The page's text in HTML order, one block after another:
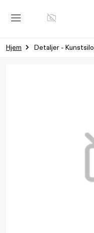
Hjem Detaljer - Kunstsilo